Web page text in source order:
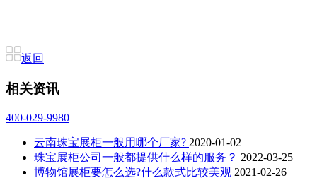
返回
相关资讯
400-029-9980
云南珠宝展柜一般用哪个厂家? 2020-01-02
珠宝展柜公司一般都提供什么样的服务？ 2022-03-25
博物馆展柜要怎么选?什么款式比较美观 2021-02-26